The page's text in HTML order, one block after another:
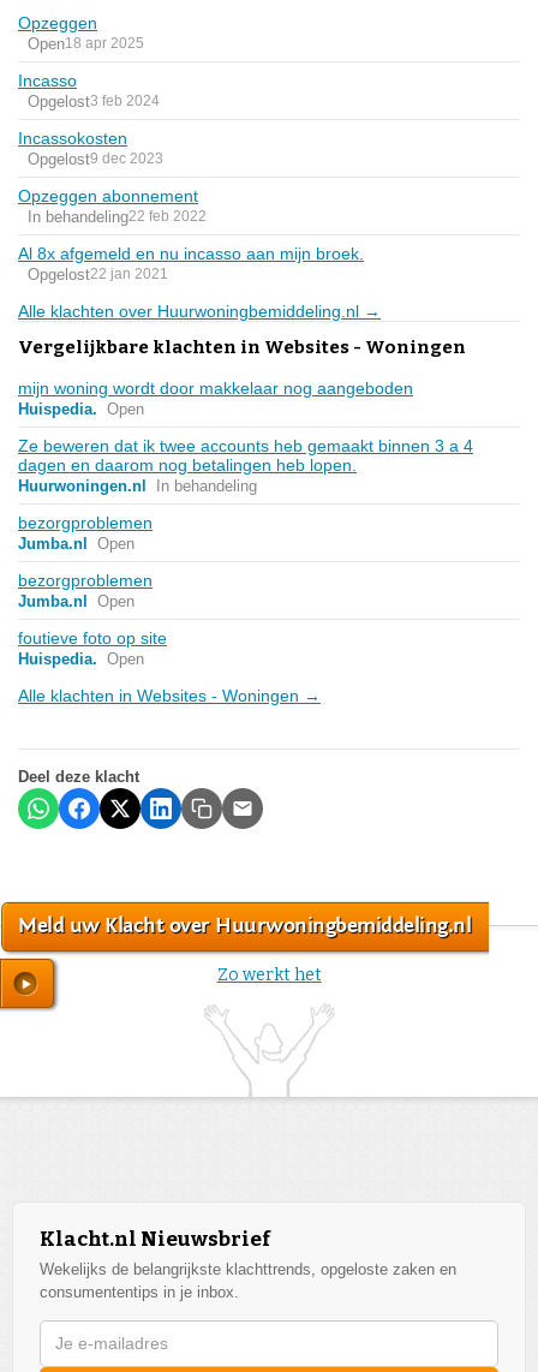
Opzeggen
Open18 apr 2025
Incasso
Opgelost3 feb 2024
Incassokosten
Opgelost9 dec 2023
Opzeggen abonnement
In behandeling22 feb 2022
Al 8x afgemeld en nu incasso aan mijn broek.
Opgelost22 jan 2021
Alle klachten over Huurwoningbemiddeling.nl →
Vergelijkbare klachten in Websites - Woningen
mijn woning wordt door makkelaar nog aangeboden
Huispedia. Open
Ze beweren dat ik twee accounts heb gemaakt binnen 3 a 4
dagen en daarom nog betalingen heb lopen.
Huurwoningen.nl In behandeling
bezorgproblemen
Jumba.nl Open
bezorgproblemen
Jumba.nl Open
foutieve foto op site
Huispedia. Open
Alle klachten in Websites - Woningen →
Deel deze klacht
Meld uw Klacht over Huurwoningbemiddeling.nl
Zo werkt het
Klacht.nl Nieuwsbrief
Wekelijks de belangrijkste klachttrends, opgeloste zaken en
consumententips in je inbox.